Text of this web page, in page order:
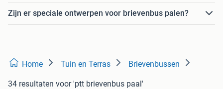
Zijn er speciale ontwerpen voor brievenbus palen?
Home Tuin en Terras Brievenbussen
34 resultaten voor 'ptt brievenbus paal'